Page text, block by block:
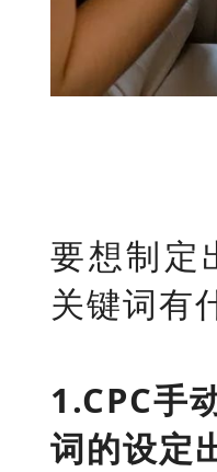
要想制定
关键词有
1.CPC手
词的设定